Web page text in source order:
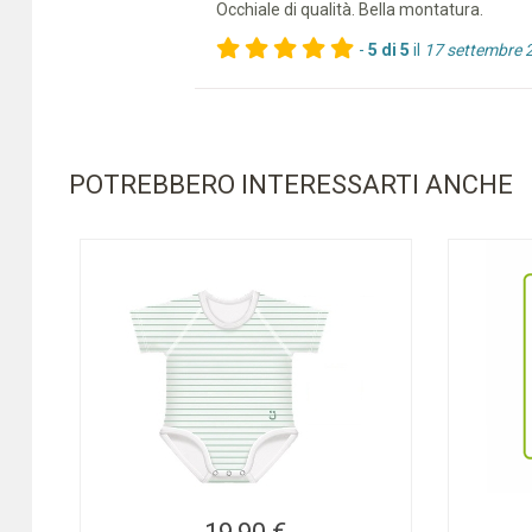
Occhiale di qualità. Bella montatura.
- 5 di 5 il 17 settembre
POTREBBERO INTERESSARTI ANCHE